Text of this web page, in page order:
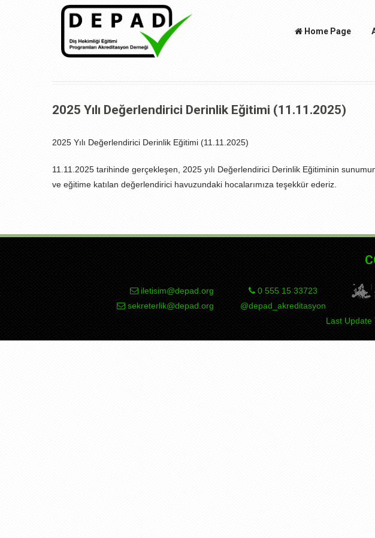
Home Page
2025 Yılı Değerlendirici Derinlik Eğitimi (11.11.2025)
2025 Yılı Değerlendirici Derinlik Eğitimi (11.11.2025)
11.11.2025 tarihinde gerçekleşen, 2025 yılı Değerlendirici Derinlik Eğitiminin
ve eğitime katılan değerlendirici havuzundaki hocalarımıza teşekkür ederiz.
iletisim@depad.org
sekreterlik@depad.org
0 555 15 DEPAD
@depad_akreditasyon
Last Update